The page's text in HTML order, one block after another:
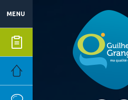
MENU
Mes démarches